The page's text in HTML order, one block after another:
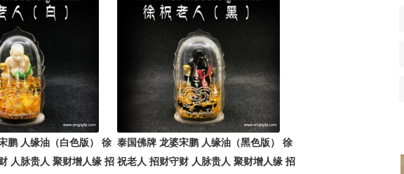
鹏 人缘油（白色版） 徐
人脉贵人 聚财增人缘 招
泰国佛牌 龙婆宋鹏 人缘油（黑色版） 徐
祝老人 招财守财 人脉贵人 聚财增人缘 招